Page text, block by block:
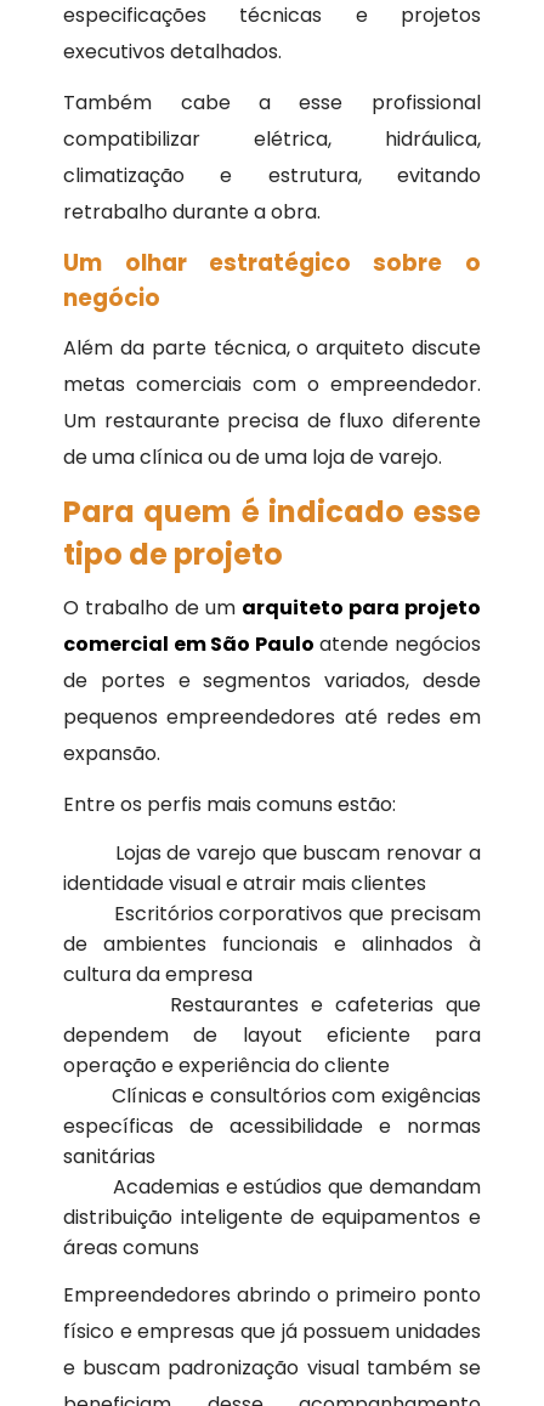
especificações técnicas e projetos
executivos detalhados.
Também cabe a esse profissional
compatibilizar elétrica, hidráulica,
climatização e estrutura, evitando
retrabalho durante a obra.
Um olhar estratégico sobre o
negócio
Além da parte técnica, o arquiteto discute
metas comerciais com o empreendedor.
Um restaurante precisa de fluxo diferente
de uma clínica ou de uma loja de varejo.
Para quem é indicado esse
tipo de projeto
O trabalho de um arquiteto para projeto
comercial em São Paulo atende negócios
de portes e segmentos variados, desde
pequenos empreendedores até redes em
expansão.
Entre os perfis mais comuns estão:
Lojas de varejo que buscam renovar a
identidade visual e atrair mais clientes
Escritórios corporativos que precisam
de ambientes funcionais e alinhados à
cultura da empresa
Restaurantes e cafeterias que
dependem de layout eficiente para
operação e experiência do cliente
Clínicas e consultórios com exigências
específicas de acessibilidade e normas
sanitárias
Academias e estúdios que demandam
distribuição inteligente de equipamentos e
áreas comuns
Empreendedores abrindo o primeiro ponto
físico e empresas que já possuem unidades
e buscam padronização visual também se